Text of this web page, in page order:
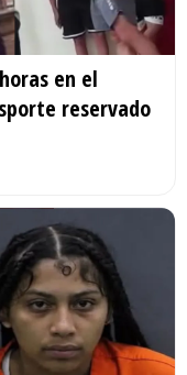
en el
reservado